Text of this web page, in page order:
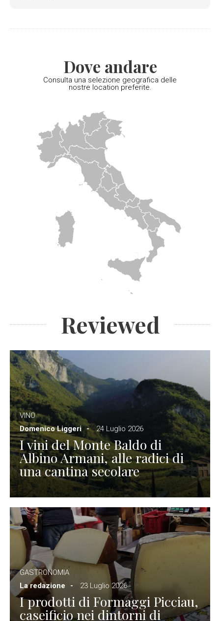
Dove andare
Consulta una selezione geografica delle
nostre location preferite.
Reviewed
VINO
Domenico Liggeri
24 Luglio 2026
I vini del Monte Baldo di
Albino Armani, alle radici di
una cantina secolare
GASTRONOMIA
La redazione
23 Luglio 2026
I prodotti di Formaggi Picciau,
caseificio nei dintorni di